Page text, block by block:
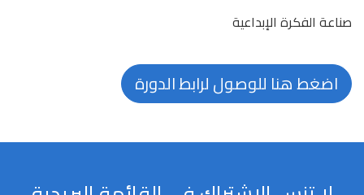
صناعة الفكرة الإبداعية
اضغط هنا للوصول لرابط الدورة